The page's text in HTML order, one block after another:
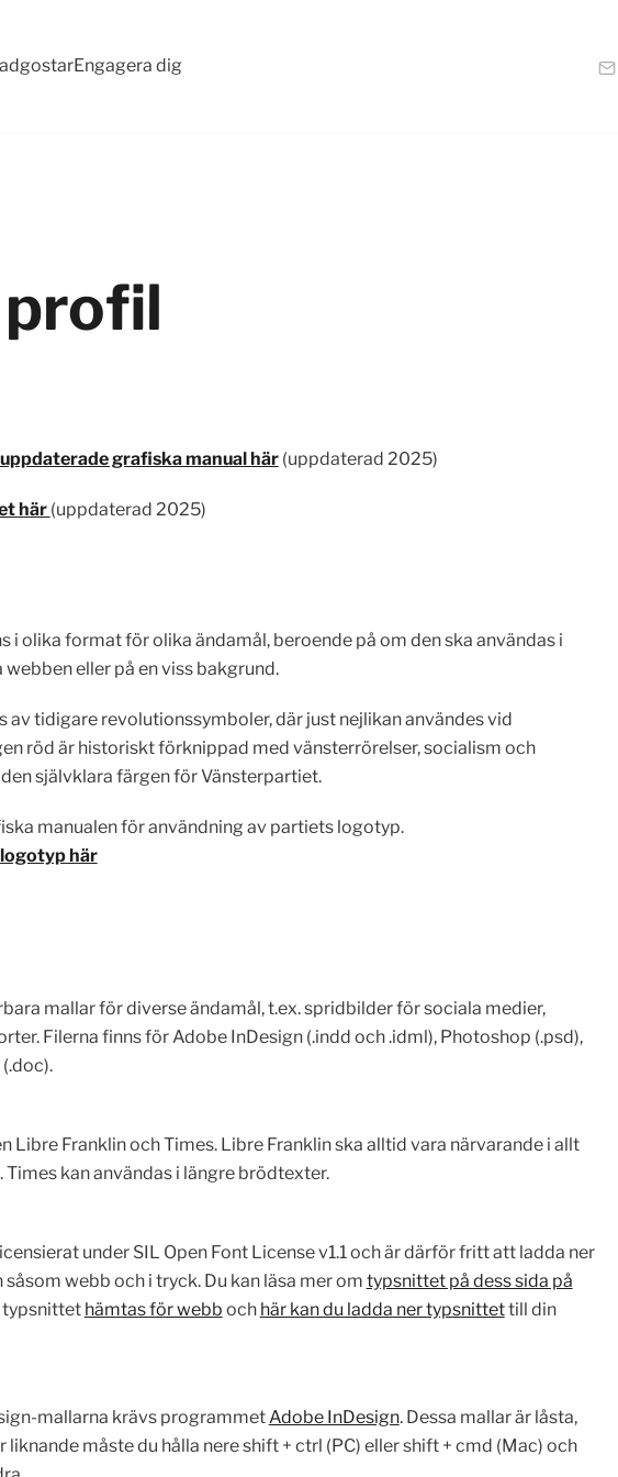
Engagera dig
grafiska manual här(uppdaterad 2025)
här (uppdaterad 2025)
i olika format för olika ändamål, beroende på om den ska användas i
eller på en viss bakgrund.
av tidigare revolutionssymboler, där just nejlikan användes vid
röd är historiskt förknippad med vänsterrörelser, socialism och
självklara färgen för Vänsterpartiet.
manualen för användning av partiets logotyp.
här
mallar för diverse ändamål, t.ex. spridbilder för sociala medier,
Filerna finns för Adobe InDesign (.indd och .idml), Photoshop (.psd),
Libre Franklin och Times. Libre Franklin ska alltid vara närvarande i allt
kan användas i längre brödtexter.
under SIL Open Font License v1.1 och är därför fritt att ladda ner
webb och i tryck. Du kan läsa mer om typsnittet på dess sida på
typsnittet hämtas för webb och här kan du ladda ner typsnittettill din
mallarna krävs programmetAdobe InDesign. Dessa mallar är låsta,
måste du hålla nere shift + ctrl (PC) eller shift + cmd (Mac) och